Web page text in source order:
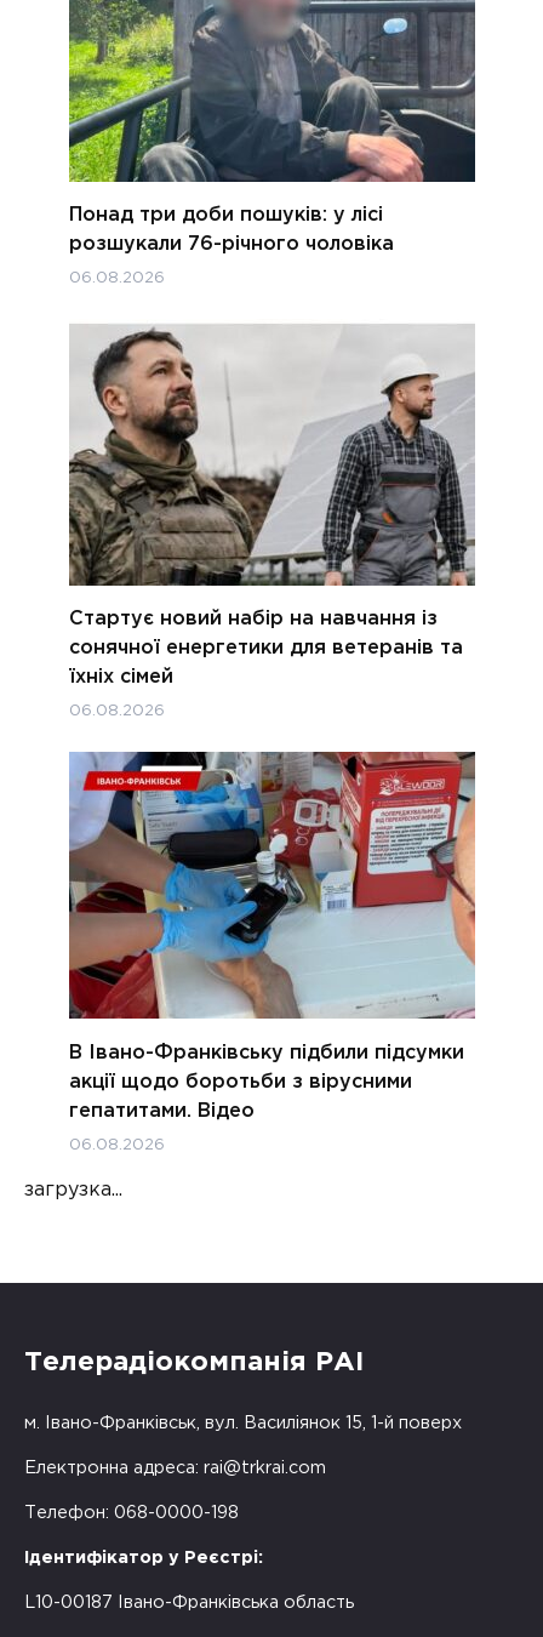
Понад три доби пошуків: у лісі
розшукали 76-річного чоловіка
06.08.2026
Стартує новий набір на навчання із
сонячної енергетики для ветеранів та
їхніх сімей
06.08.2026
В Івано-Франківську підбили підсумки
акції щодо боротьби з вірусними
гепатитами. Відео
06.08.2026
загрузка...
Телерадіокомпанія РАІ
м. Івано-Франківськ, вул. Василіянок 15, 1-й поверх
Електронна адреса: rai@trkrai.com
Телефон: 068-0000-198
Ідентифікатор у Реєстрі:
L10-00187 Івано-Франківська область